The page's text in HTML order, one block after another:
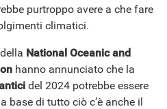
purtroppo avere a che fare
climatici.
National Oceanic and
hanno annunciato che la
del 2024 potrebbe essere
base di tutto ciò c’è anche il